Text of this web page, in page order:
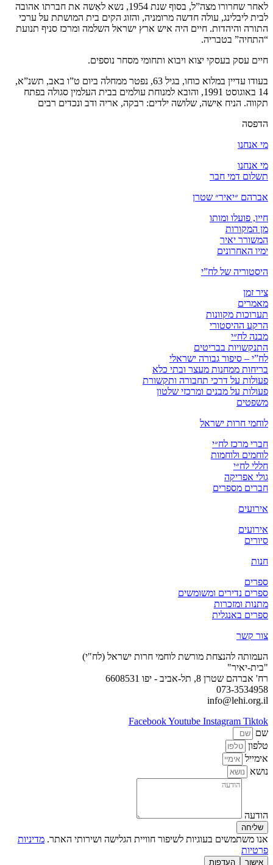
לאחר שחרורו מצה”ל, בסוף שנת 1954, נשא לאִשה את חברתו אהובה
לבית ליבלינג, עולה חדשה מרומניה, והזוג הקים בית המושתת על ערכי
התורה והיהדות. חיים היה איש ארץ ישראל השלמה ומרכז סניף תנועת
“התחיה” בטבריה.
חיים עסק בעסקי יצוא ויבוא ותחומי מסחר נוספים.
בעודו עדיין במלוא כוחו, בגיל 63, נפטר ממחלה ביום ט”ו באב, תשנ”א,
14 באוגוסט 1991, והובא למנוחת עולמים בבית העלמין סגולה בפתח
תקווה. הניח אִישה, שלושה ילדים: רבקה, אריה ודב ונכדים רבים
הדפסה
מי אנחנו
מי אנחנו
תשלום דמי חבר
אברהם ״יאיר״ שטרן
חייו, פועלו ומותו
מן המקורות
המשורר יאיר
ימיו האחרונים
היסטוריה של לח”י
ציר זמן
מאמרים
תערוכות מקוונות
הרקע ההיסטורי
מבנה לח״י
התנקשויות בבריטים
לח”י – סיפור גבורה ישראלי
בריחות ממחנות מעצר ובתי כלא
פעולות על דרכי תחבורה ותקשורת
פעולות על מבנים ומרכזי שלטון
משפטים
לוחמי חרות ישראל
חברי מרכז לח״י
לוחמים ולוחמות
חללי לח״י
גולי אפריקה
חברים מספרים
אירועים
אירועים
סיורים
חנות
ספרים
ספרים נדירים ומשומשים
מתנות ומזכרות
ספרים באנגלית
צור קשר
העמותה להנצחת מורשת לוחמי חרות ישראל (לח"י)
"בית-יאיר"
רח' אברהם שטרן 8, תל-אביב - יפו 6608531
073-3534958
info@lehi.org.il
FacebookYoutube Instagram Tiktok
שם
טלפון
אימייל
נושא
הודעה
שליחה
אנו משתמשים בעוגיות לשיפור חוויית הגלישה ושירותי האתר. מדיניות
פרטיות
אישור העדפות